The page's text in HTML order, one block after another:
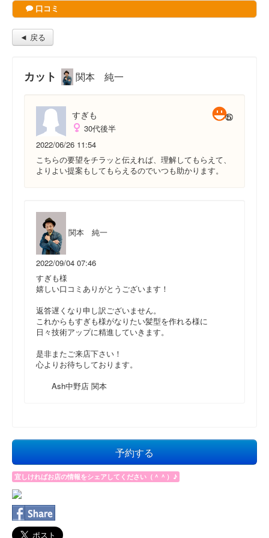
口コミ
◄ 戻る
カット 関本 純一
すぎも
30代後半
2022/06/26 11:54
こちらの要望をチラッと伝えれば、理解してもらえて、
よりよい提案もしてもらえるのでいつも助かります。
関本 純一
2022/09/04 07:46
すぎも様
嬉しい口コミありがとうございます！
返答遅くなり申し訳ございません。
これからもすぎも様がなりたい髪型を作れる様に
日々技術アップに精進していきます。
是非またご来店下さい！
心よりお待ちしております。
Ash中野店 関本
予約する
宜しければお店の情報をシェアしてください（＾＾）♪